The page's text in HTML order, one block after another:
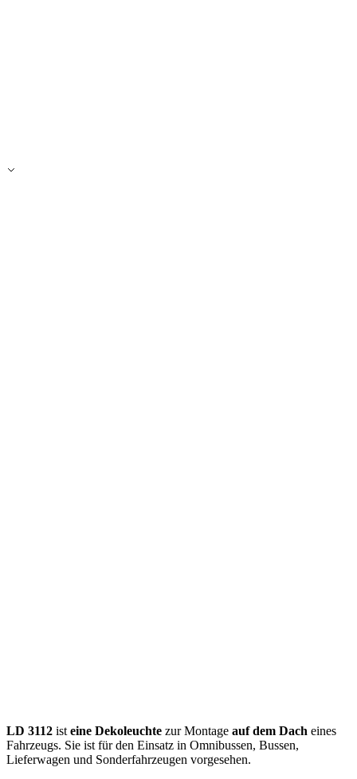
LD 3112 ist eine Dekoleuchte zur Montage auf dem Dach eines
Fahrzeugs. Sie ist für den Einsatz in Omnibussen, Bussen,
Lieferwagen und Sonderfahrzeugen vorgesehen.